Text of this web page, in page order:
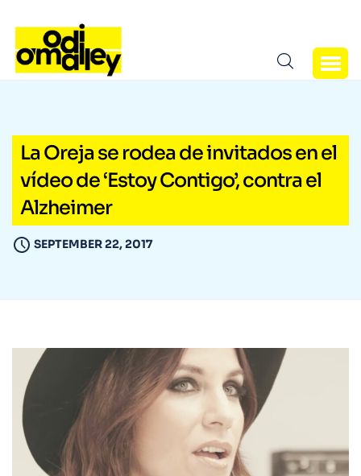
La Oreja se rodea de invitados en el
vídeo de ‘Estoy Contigo’, contra el
Alzheimer
SEPTEMBER 22, 2017